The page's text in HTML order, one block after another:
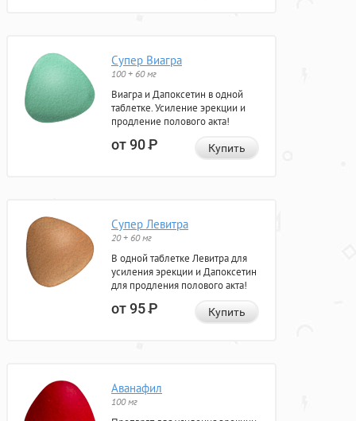
Супер Виагра
100 + 60 мг
Виагра и Дапоксетин в одной
таблетке. Усиление эрекции и
продление полового акта!
от 90Р Купить
Супер Левитра
20 + 60 мг
В одной таблетке Левитра для
усиления эрекции и Дапоксетин
для продления полового акта!
от 95Р Купить
Аванафил
100 мг